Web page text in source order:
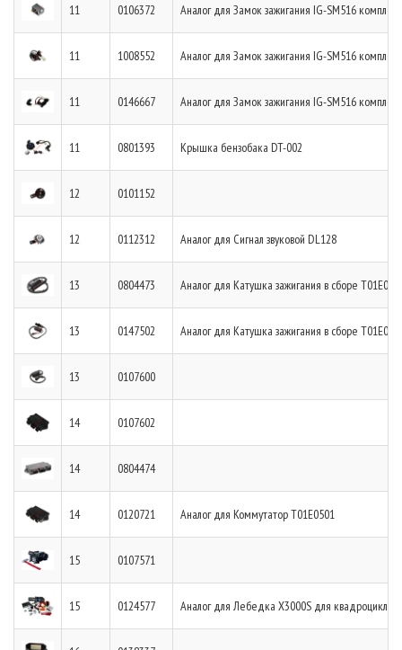
11 0106372 Аналог для Замок зажигания IG-SM516 комплект
11 1008552 Аналог для Замок зажигания IG-SM516 комплект
11 0146667 Аналог для Замок зажигания IG-SM516 комплект
11 0801393 Крышка бензобака DT-002
12 0101152
12 0112312 Аналог для Сигнал звуковой DL128
13 0804473 Аналог для Катушка зажигания в сборе T01E010
13 0147502 Аналог для Катушка зажигания в сборе T01E010
13 0107600
14 0107602
14 0804474
14 0120721 Аналог для Коммутатор T01E0501
15 0107571
15 0124577 Аналог для Лебедка X3000S для квадроцикла,